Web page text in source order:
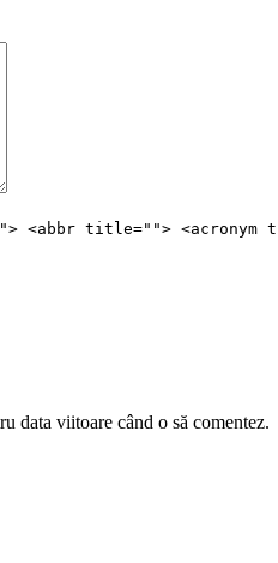
<abbr title=""> <acronym
data viitoare când o să comentez.